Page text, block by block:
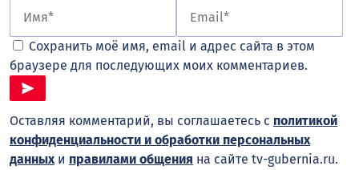
Сохранить моё имя, email и адрес сайта в этом
браузере для последующих моих комментариев.
Оставляя комментарий, вы соглашаетесь с политикой
конфиденциальности и обработки персональных
данныхи правилами общения на сайте tv-gubernia.ru.